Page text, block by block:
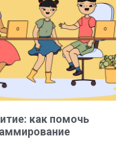
как помочь